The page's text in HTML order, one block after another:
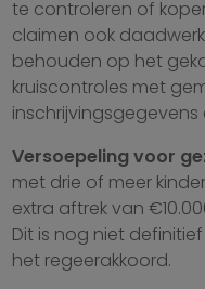
te controleren of
claimen ook
behouden op het
kruiscontroles met
Versoepeling voor
met drie of meer
extra aftrek van
Dit is nog niet
het regeerakkoord.